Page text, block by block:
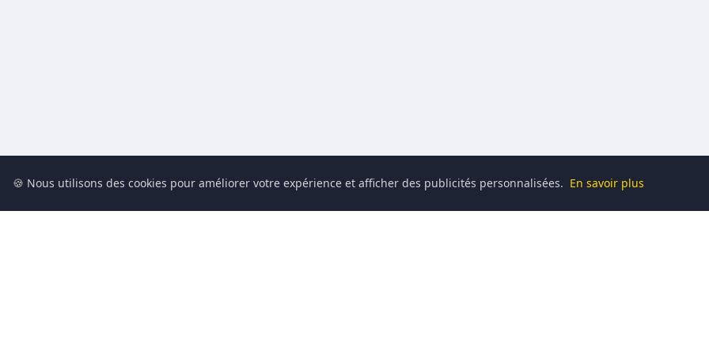
🍪 Nous utilisons des cookies pour améliorer votre expérience et afficher des publicités personnalisées. En savoir plus